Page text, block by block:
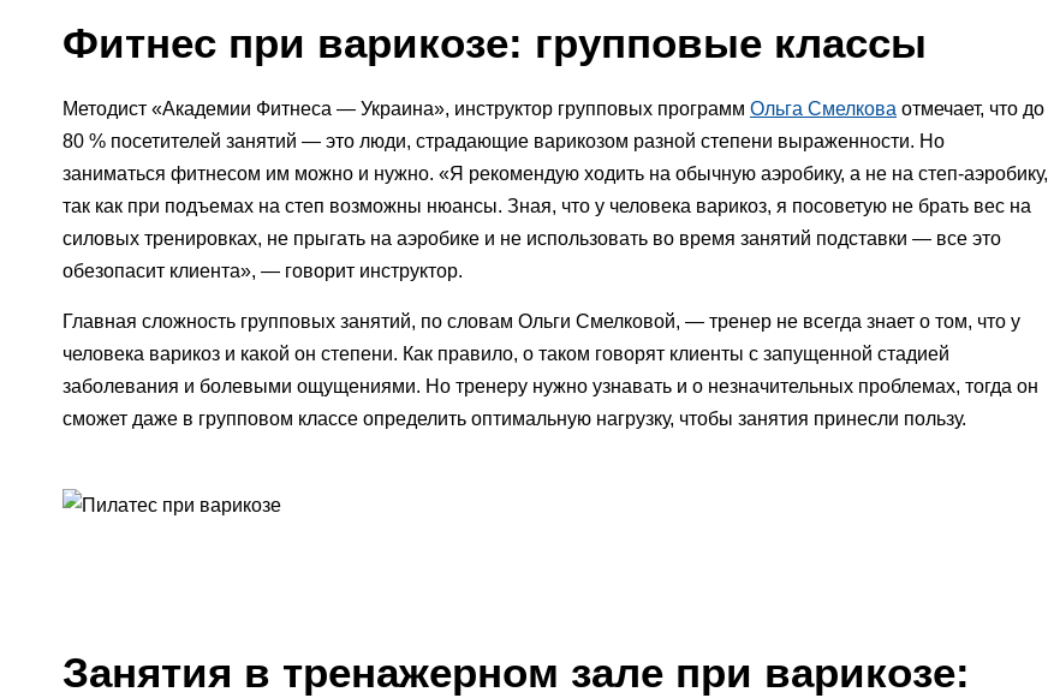
Фитнес при варикозе: групповые классы
Методист «Академии Фитнеса — Украина», инструктор групповых программ Ольга Смелкова отмечает, что до
80 % посетителей занятий — это люди, страдающие варикозом разной степени выраженности. Но
заниматься фитнесом им можно и нужно. «Я рекомендую ходить на обычную аэробику, а не на степ-аэробику,
так как при подъемах на степ возможны нюансы. Зная, что у человека варикоз, я посоветую не брать вес на
силовых тренировках, не прыгать на аэробике и не использовать во время занятий подставки — все это
обезопасит клиента», — говорит инструктор.
Главная сложность групповых занятий, по словам Ольги Смелковой, — тренер не всегда знает о том, что у
человека варикоз и какой он степени. Как правило, о таком говорят клиенты с запущенной стадией
заболевания и болевыми ощущениями. Но тренеру нужно узнавать и о незначительных проблемах, тогда он
сможет даже в групповом классе определить оптимальную нагрузку, чтобы занятия принесли пользу.
Занятия в тренажерном зале при варикозе: